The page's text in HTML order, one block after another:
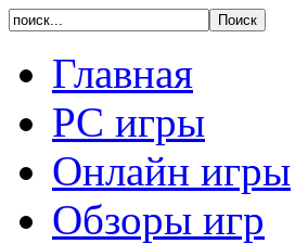
Главная
PC игры
Онлайн игры
Обзоры игр